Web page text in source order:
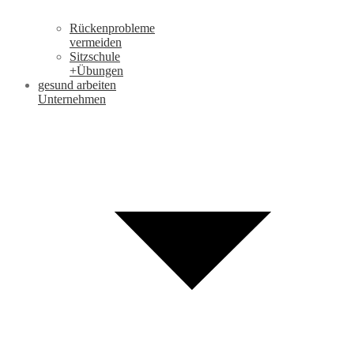
Rückenprobleme
vermeiden
Sitzschule
+Übungen
gesund arbeiten
Unternehmen